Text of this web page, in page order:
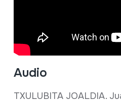
Audio
TXULUBITA JOALDIA.